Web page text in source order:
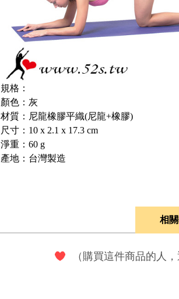
規格：
顏色：灰
材質：尼龍橡膠平織(尼龍+橡膠)
尺寸：10 x 2.1 x 17.3 cm
淨重：60 g
產地：台灣製造
相
（購買這件商品的人